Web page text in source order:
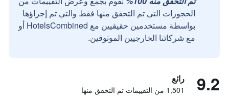
الحجوزات التي تم التحقق منها فقط والتي تم إجراؤها
بواسطة مستخدمين حقيقيين مع HotelsCombined أو
مع شركائنا الخارجيين الموثوقين.
9.2 رائع
1,501 من التقييمات تم التحقق منها